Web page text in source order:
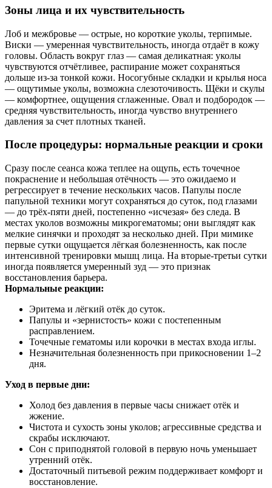
Зоны лица и их чувствительность
Лоб и межбровье — острые, но короткие уколы, терпимые.
Виски — умеренная чувствительность, иногда отдаёт в кожу
головы. Область вокруг глаз — самая деликатная: уколы
чувствуются отчётливее, распирание может сохраняться
дольше из‑за тонкой кожи. Носогубные складки и крылья носа
— ощутимые уколы, возможна слезоточивость. Щёки и скулы
— комфортнее, ощущения сглаженные. Овал и подбородок —
средняя чувствительность, иногда чувство внутреннего
давления за счет плотных тканей.
После процедуры: нормальные реакции и сроки
Сразу после сеанса кожа теплее на ощупь, есть точечное
покраснение и небольшая отёчность — это ожидаемо и
регрессирует в течение нескольких часов. Папулы после
папульной техники могут сохраняться до суток, под глазами
— до трёх-пяти дней, постепенно «исчезая» без следа. В
местах уколов возможны микрогематомы; они выглядят как
мелкие синячки и проходят за несколько дней. При мимике
первые сутки ощущается лёгкая болезненность, как после
интенсивной тренировки мышц лица. На вторые-третьи сутки
иногда появляется умеренный зуд — это признак
восстановления барьера.
Нормальные реакции:
Эритема и лёгкий отёк до суток.
Папулы и «зернистость» кожи с постепенным
расправлением.
Точечные гематомы или корочки в местах входа иглы.
Незначительная болезненность при прикосновении 1–2
дня.
Уход в первые дни:
Холод без давления в первые часы снижает отёк и
жжение.
Чистота и сухость зоны уколов; агрессивные средства и
скрабы исключают.
Сон с приподнятой головой в первую ночь уменьшает
утренний отёк.
Достаточный питьевой режим поддерживает комфорт и
восстановление.